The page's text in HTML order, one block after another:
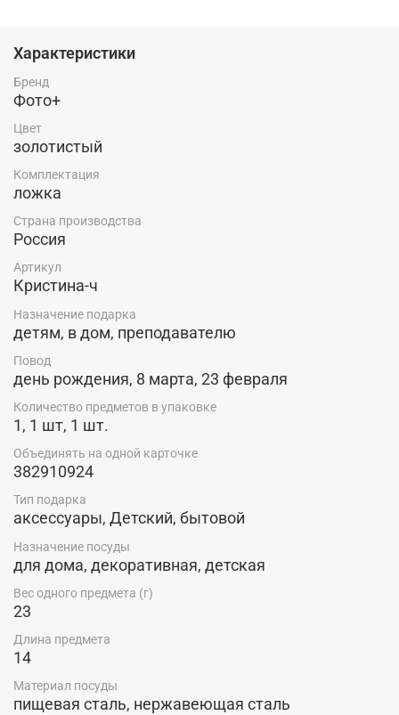
долгое время. Ложка с оригинальной надписью
порадует не только ребенка, но и взрослого. Ложка
упакована в прозрачный пакет с клеевым слоем.
Характеристики
Бренд
Фото+
Цвет
золотистый
Комплектация
ложка
Страна производства
Россия
Артикул
Кристина-ч
Назначение подарка
детям, в дом, преподавателю
Повод
день рождения, 8 марта, 23 февраля
Количество предметов в упаковке
1, 1 шт, 1 шт.
Объединять на одной карточке
382910924
Тип подарка
аксессуары, Детский, бытовой
Назначение посуды
для дома, декоративная, детская
Вес одного предмета (г)
23
Длина предмета
14
Материал посуды
пищевая сталь, нержавеющая сталь